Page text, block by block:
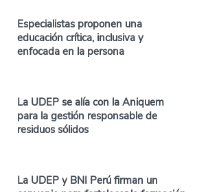
Especialistas proponen una
educación crítica, inclusiva y
enfocada en la persona
La UDEP se alía con la Aniquem
para la gestión responsable de
residuos sólidos
La UDEP y BNI Perú firman un